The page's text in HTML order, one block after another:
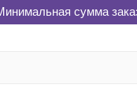
сумма